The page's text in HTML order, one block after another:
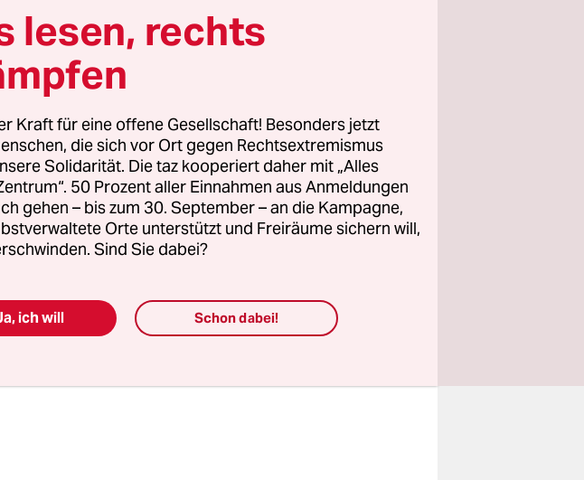
ist allein in jüngster Zeit der
in Golm– „der allein
‚Deutschland den
Da ist derAngriff auf einen
und die Attacke auf einen
seiner Kinder
er von den Tätern gefragt
sicher CDU oder SPD wähle“.
lesen, rechts
Kraft für eine offene Gesellschaft! Besonders jetzt
die sich vor Ort gegen Rechtsextremismus
Solidarität. Die taz kooperiert daher mit „Alles
50 Prozent aller Einnahmen aus Anmeldungen
gehen – bis zum 30. September – an die Kampagne,
Orte unterstützt und Freiräume sichern will,
Sind Sie dabei?
ich will Schon dabei!